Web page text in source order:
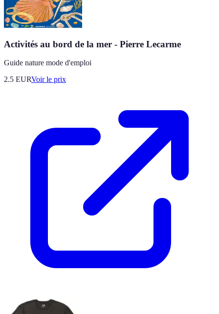
Activités au bord de la mer - Pierre Lecarme
Guide nature mode d'emploi
2.5 EURVoir le prix